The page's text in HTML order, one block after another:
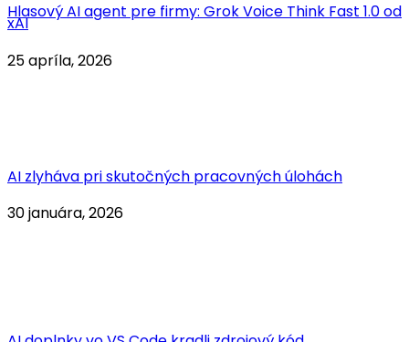
Hlasový AI agent pre firmy: Grok Voice Think Fast 1.0 od
xAI
25 apríla, 2026
AI zlyháva pri skutočných pracovných úlohách
30 januára, 2026